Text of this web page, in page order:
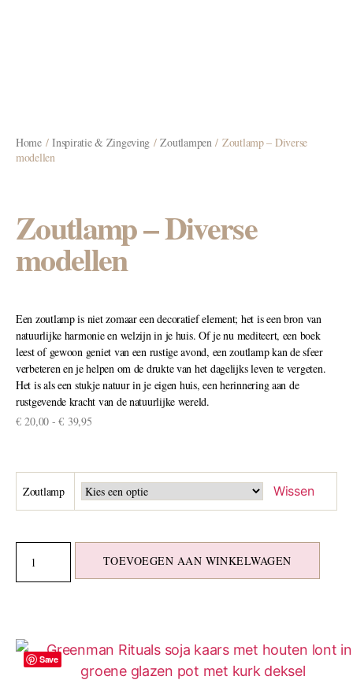
Home/Inspiratie & Zingeving /Zoutlampen/ Zoutlamp – Diverse
modellen
Zoutlamp – Diverse
modellen
Een zoutlamp is niet zomaar een decoratief element; het is een bron van
natuurlijke harmonie en welzijn in je huis. Of je nu mediteert, een boek
leest of gewoon geniet van een rustige avond, een zoutlamp kan de sfeer
verbeteren en je helpen om de drukte van het dagelijks leven te vergeten.
Het is als een stukje natuur in je eigen huis, een herinnering aan de
rustgevende kracht van de natuurlijke wereld.
€20,00 - € 39,95
Zoutlamp Wissen
TOEVOEGEN AAN WINKELWAGEN
Save